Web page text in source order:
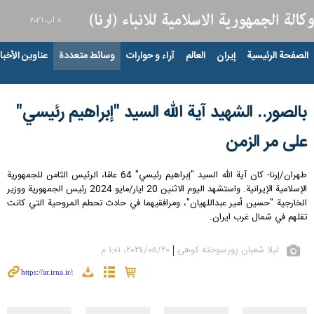
٨ آب ٢٠٢٦
الصفحة الرئيسية إيران العالم آراء و حوارات وسائط متعددة عناوين
بالصور.. الشهيد آية الله السيد "إبراهيم رئيسي"
على مر الزمن
طهران/إرنا- كان آية الله السيد "إبراهيم رئيسي" 64 عامًا، الرئيس الثامن للجمهورية
الإسلامية الإيرانية. واستشهد اليوم الاثنين 20 ايار/مايو 2024 رئيس الجمهورية ووزير
الخارجية "حسين أمير عبداللهيان"، ومرافقيهما في حادث تحطم المروحية التي كانت
تقلهم في شمال غرب ايران.
لیلا شعبان پورسوخته کوهی ٢٠‏/٠٥‏/٢٠٢٤، ١:٠١ م